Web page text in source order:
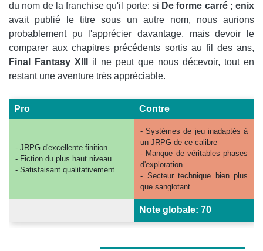
du nom de la franchise qu'il porte: si De forme carré ; enix
avait publié le titre sous un autre nom, nous aurions
probablement pu l'apprécier davantage, mais devoir le
comparer aux chapitres précédents sortis au fil des ans,
Final Fantasy XIII
il ne peut que nous décevoir, tout en
restant une aventure très appréciable.
Pro Contre
- JRPG d'excellente finition
- Fiction du plus haut niveau
- Satisfaisant qualitativement
- Systèmes de jeu inadaptés à
un JRPG de ce calibre
- Manque de véritables phases
d'exploration
- Secteur technique bien plus
que sanglotant
Note globale: 70